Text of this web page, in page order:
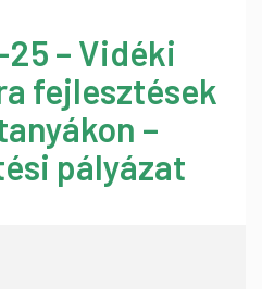
– Vidéki
fejlesztések
–
pályázat